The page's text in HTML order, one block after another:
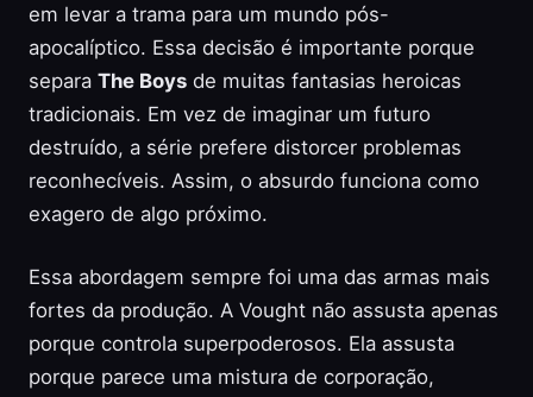
em levar a trama para um mundo pós-
apocalíptico. Essa decisão é importante porque
separa The Boys de muitas fantasias heroicas
tradicionais. Em vez de imaginar um futuro
destruído, a série prefere distorcer problemas
reconhecíveis. Assim, o absurdo funciona como
exagero de algo próximo.
Essa abordagem sempre foi uma das armas mais
fortes da produção. A Vought não assusta apenas
porque controla superpoderosos. Ela assusta
porque parece uma mistura de corporação,